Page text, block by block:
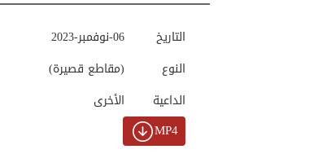
06-نوفمبر-2023
التاريخ
(مقاطع قصيرة)
النوع
الأخرى
الداعية
MP4